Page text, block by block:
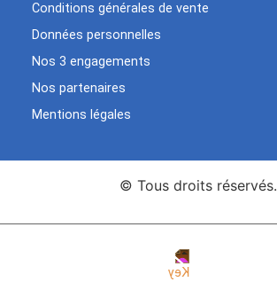
Conditions générales de vente
Données personnelles
Nos 3 engagements
Nos partenaires
Mentions légales
© Tous droits réservés.